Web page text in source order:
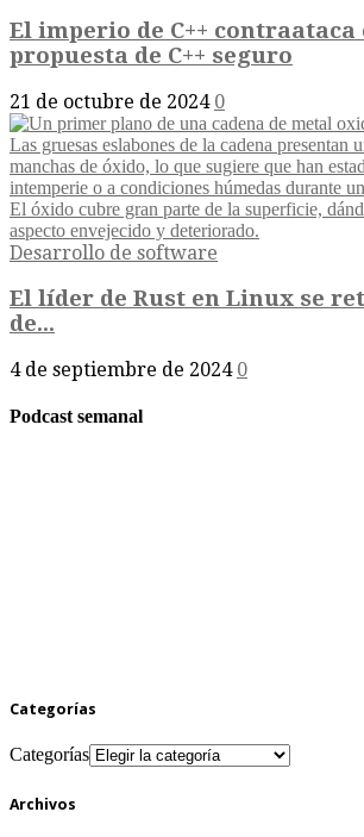
El imperio de C++ contraataca
propuesta de C++ seguro
21 de octubre de 2024 0
Desarrollo de software
El líder de Rust en Linux se
de...
4 de septiembre de 2024 0
Podcast semanal
Categorías
Categorías
Archivos